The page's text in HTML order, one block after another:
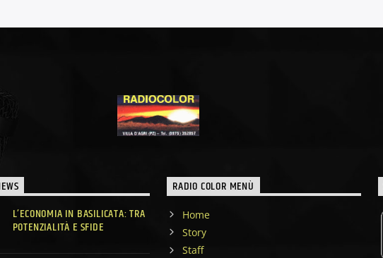
L’ECONOMIA IN BASILICATA: TRA
POTENZIALITÀ E SFIDE
RADIO COLOR MENÙ
Home
Story
Staff